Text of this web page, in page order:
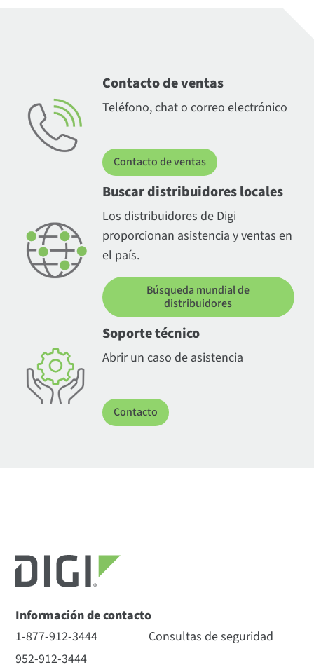
Contacto de ventas
Teléfono, chat o correo electrónico
Contacto de ventas
Buscar distribuidores locales
Los distribuidores de Digi
proporcionan asistencia y ventas en
el país.
Búsqueda mundial de
distribuidores
Soporte técnico
Abrir un caso de asistencia
Contacto
Información de contacto
1-877-912-3444
952-912-3444
Consultas de seguridad